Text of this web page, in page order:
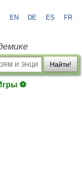
EN DE ES FR
Найти!
⚽